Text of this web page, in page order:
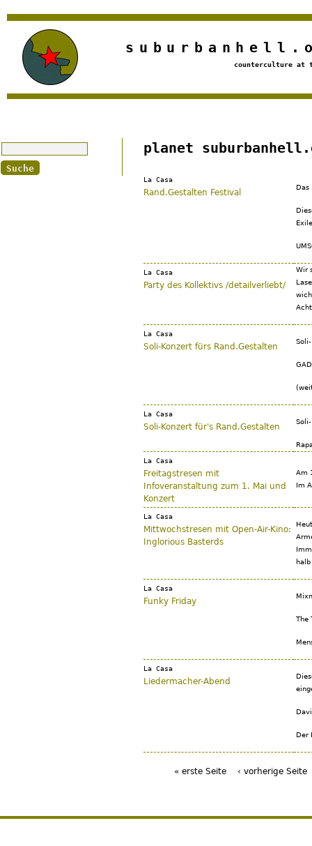
Jump to navigation
counterculture at
planet
La Casa
Rand.Gestalten Festival
Das
La Casa
Party des Kollektivs /detailverliebt/
Wir
La Casa
Soli-Konzert fürs Rand.Gestalten
La Casa
Soli-Konzert für's Rand.Gestalten
La Casa
Freitagstresen mit
Infoveranstaltung zum 1. Mai und
Konzert
Am
Im
La Casa
Mittwochstresen mit Open-Air-Kino:
Inglorious Basterds
La Casa
Funky Friday
The
La Casa
Liedermacher-Abend
Der
« erste Seite ‹ vorherige Seite
Suche